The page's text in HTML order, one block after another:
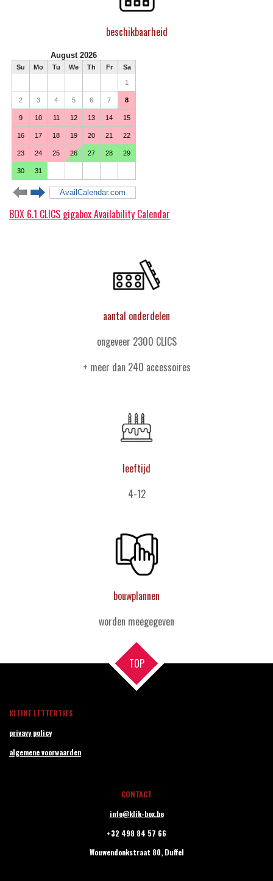
beschikbaarheid
BOX 6.1 CLICS gigabox Availability Calendar
aantal onderdelen
ongeveer 2300 CLICS
+ meer dan 240 accessoires
leeftijd
4-12
bouwplannen
worden meegegeven
TOP
KLEINE LETTERTJES
privavy policy
algemene voorwaarden
CONTACT
info@klik-box.be
+32 498 84 57 66
Wouwendonkstraat 80, Duffel